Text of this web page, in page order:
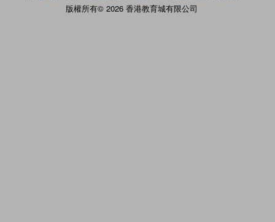
版權所有© 2026 香港教育城有限公司